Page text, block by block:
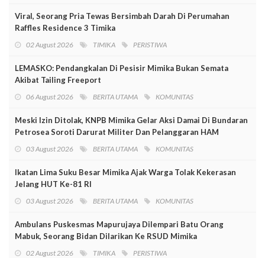
Viral, Seorang Pria Tewas Bersimbah Darah Di Perumahan
Raffles Residence 3 Timika
02 August 2026 TIMIKA PERISTIWA
LEMASKO: Pendangkalan Di Pesisir Mimika Bukan Semata
Akibat Tailing Freeport
06 August 2026 BERITA UTAMA KOMUNITAS
Meski Izin Ditolak, KNPB Mimika Gelar Aksi Damai Di Bundaran
Petrosea Soroti Darurat Militer Dan Pelanggaran HAM
03 August 2026 BERITA UTAMA KOMUNITAS
Ikatan Lima Suku Besar Mimika Ajak Warga Tolak Kekerasan
Jelang HUT Ke-81 RI
03 August 2026 BERITA UTAMA KOMUNITAS
Ambulans Puskesmas Mapurujaya Dilempari Batu Orang
Mabuk, Seorang Bidan Dilarikan Ke RSUD Mimika
02 August 2026 TIMIKA PERISTIWA